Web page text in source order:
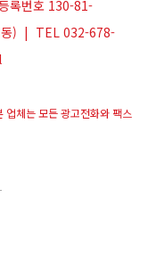
록번호 130-81-
동) | TEL 032-678-
체는 모든 광고전화와 팩스